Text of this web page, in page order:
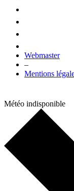
Webmaster
–
Mentions
Météo indisponible